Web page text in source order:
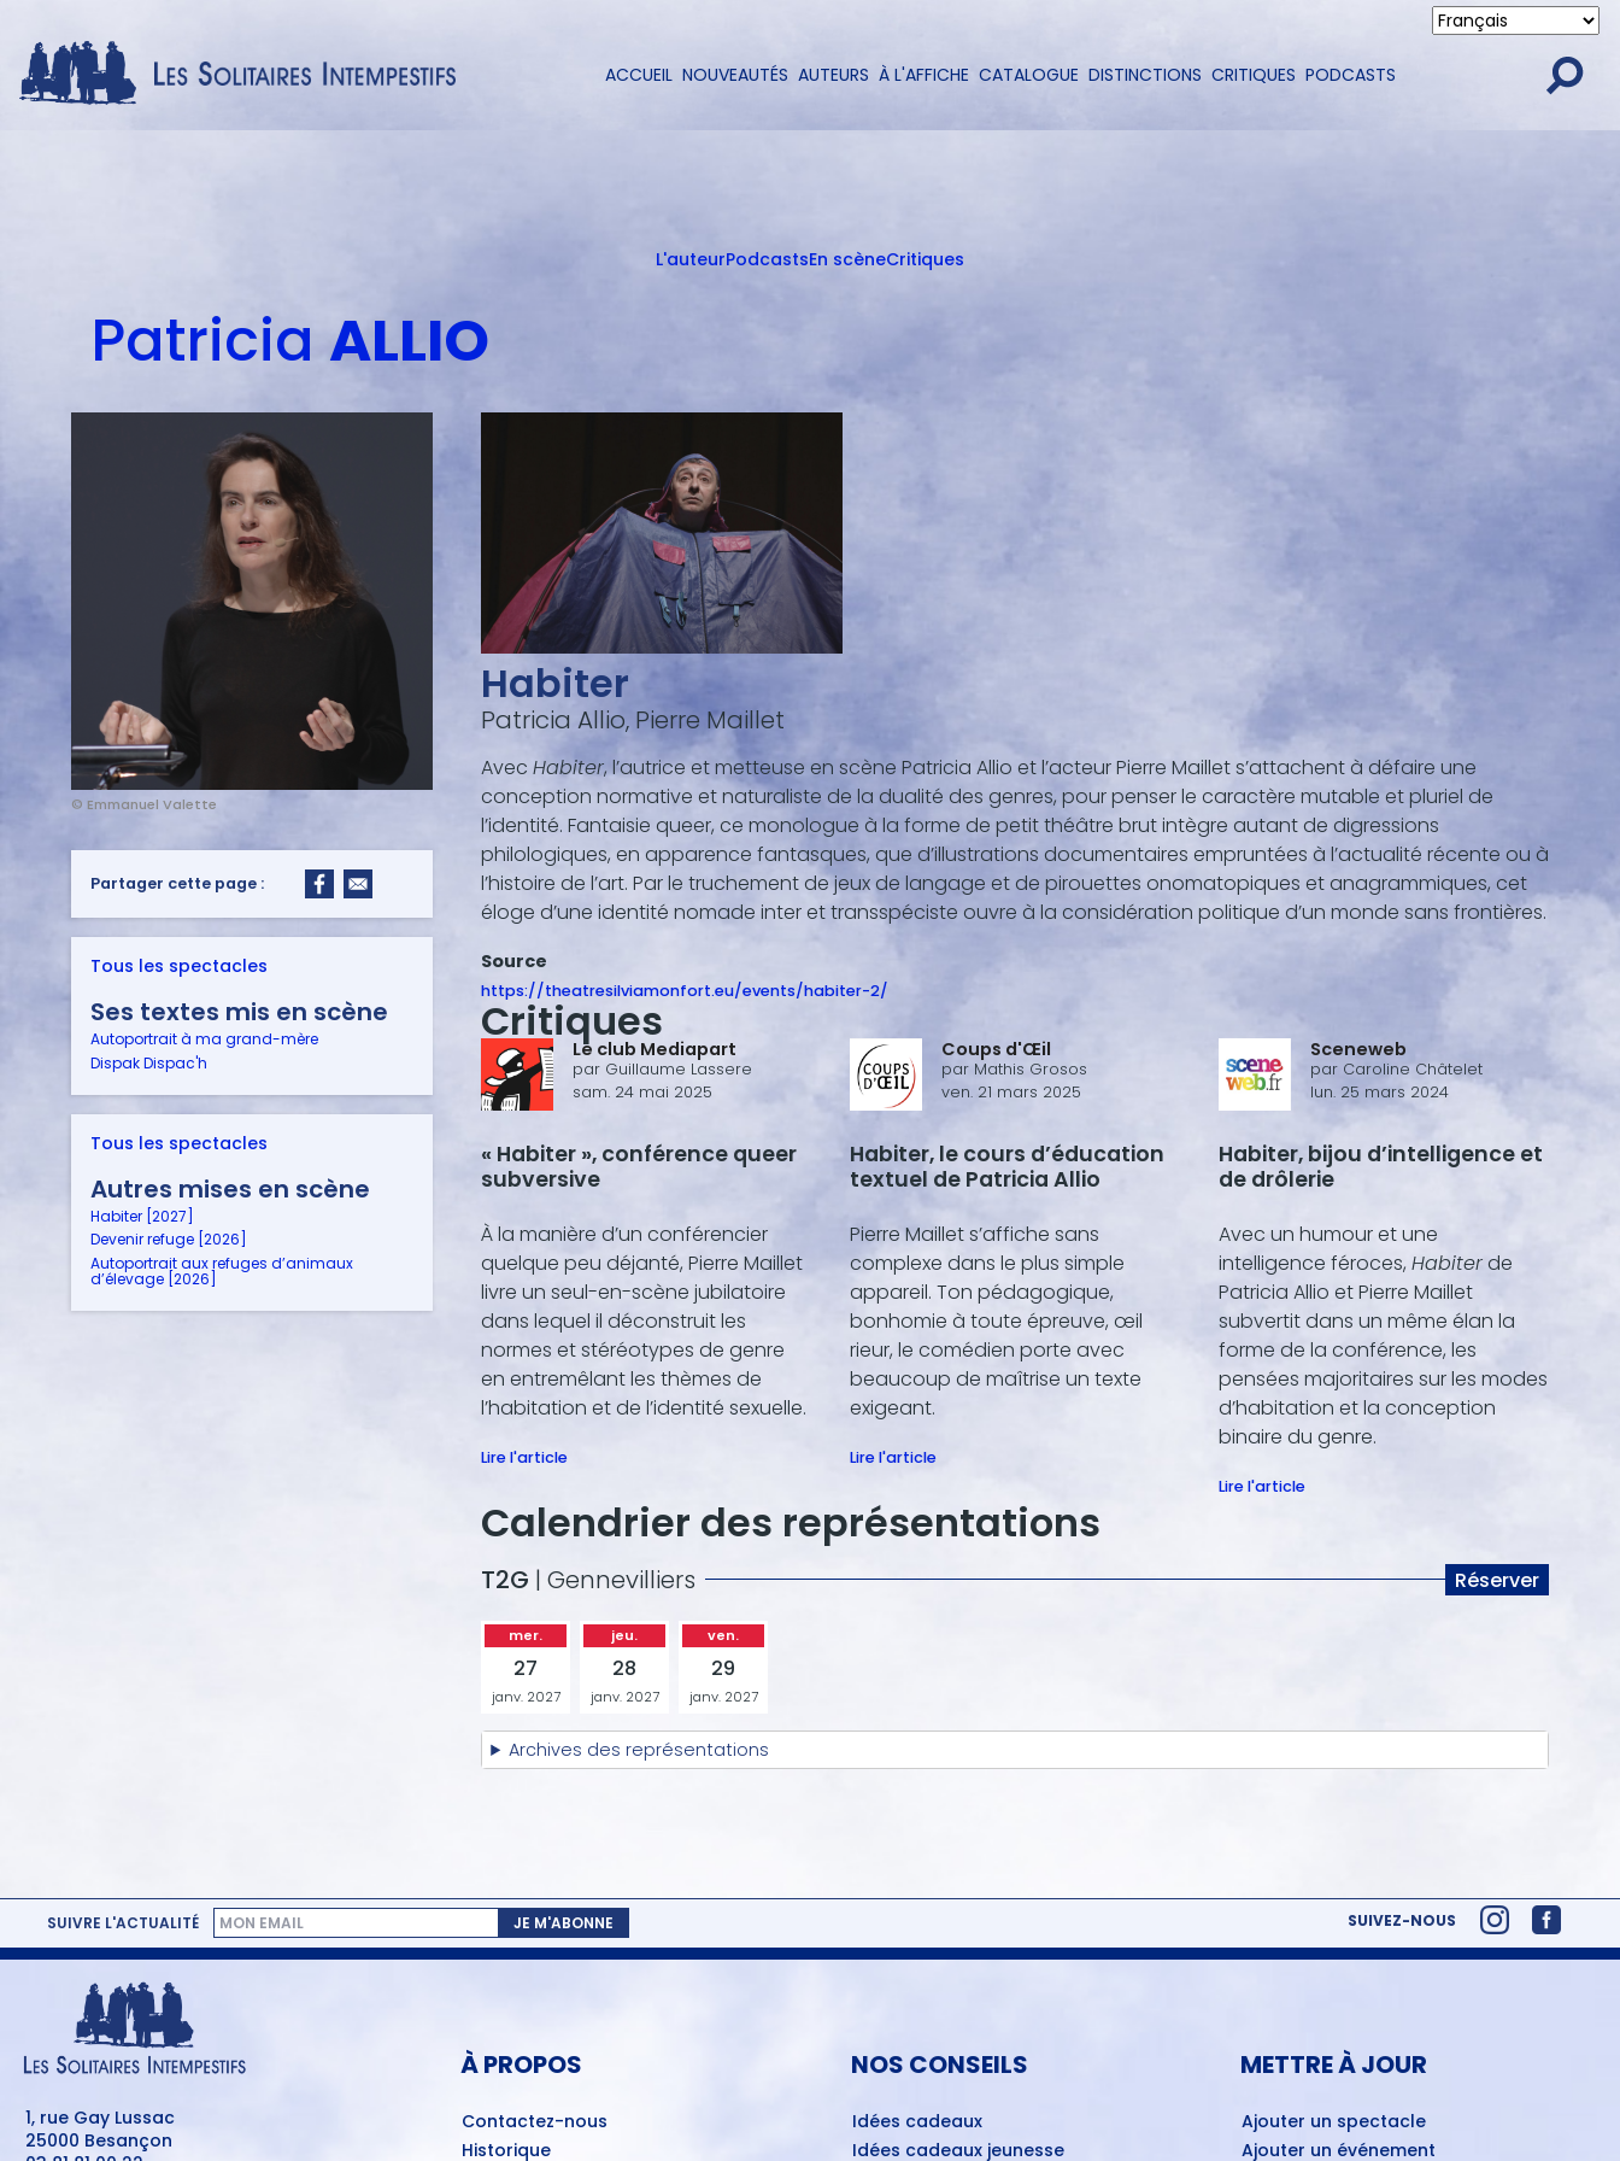
contenu
Navigation
ACCUEIL NOUVEAUTÉS AUTEURS À L'AFFICHE CATALOGUE DISTINCTIONS CRITIQUES PODCASTS
L'auteurPodcastsEn scèneCritiques
Patricia ALLIO
© Emmanuel Valette
Habiter
Patricia Allio, Pierre Maillet
Avec Habiter, l’autrice et metteuse en scène Patricia Allio et l’acteur Pierre Maillet s’attachent à défaire une
conception normative et naturaliste de la dualité des genres, pour penser le caractère mutable et pluriel de
l’identité. Fantaisie queer, ce monologue à la forme de petit théâtre brut intègre autant de digressions
philologiques, en apparence fantasques, que d’illustrations documentaires empruntées à l’actualité récente ou à
l’histoire de l’art. Par le truchement de jeux de langage et de pirouettes onomatopiques et anagrammiques, cet
éloge d’une identité nomade inter et transspéciste ouvre à la considération politique d’un monde sans frontières.
Source
https://theatresilviamonfort.eu/events/habiter-2/
Critiques
Le club Mediapart
par Guillaume Lassere
sam. 24 mai 2025
« Habiter », conférence queer
subversive
À la manière d’un conférencier
quelque peu déjanté, Pierre Maillet
livre un seul-en-scène jubilatoire
dans lequel il déconstruit les
normes et stéréotypes de genre
en entremêlant les thèmes de
l’habitation et de l’identité sexuelle.
Lire l'article
Coups d'Œil
par Mathis Grosos
ven. 21 mars 2025
Habiter, le cours d’éducation
textuel de Patricia Allio
Pierre Maillet s’affiche sans
complexe dans le plus simple
appareil. Ton pédagogique,
bonhomie à toute épreuve, œil
rieur, le comédien porte avec
beaucoup de maîtrise un texte
exigeant.
Lire l'article
Sceneweb
par Caroline Châtelet
lun. 25 mars 2024
Habiter, bijou d’intelligence et
de drôlerie
Avec un humour et une
intelligence féroces, Habiterde
Patricia Allio et Pierre Maillet
subvertit dans un même élan la
forme de la conférence, les
pensées majoritaires sur les modes
d’habitation et la conception
binaire du genre.
Lire l'article
Calendrier des représentations
T2G | Gennevilliers Réserver
mer.
27
janv. 2027
jeu.
28
janv. 2027
ven.
29
janv. 2027
Archives des représentations
Partager cette page :
Tous les spectacles
Ses textes mis en scène
Autoportrait à ma grand-mère
Dispak Dispac'h
Tous les spectacles
Autres mises en scène
Habiter [2027]
Devenir refuge [2026]
Autoportrait aux refuges d’animaux
d’élevage [2026]
SUIVRE L'ACTUALITÉ JE M'ABONNE SUIVEZ-NOUS
1, rue Gay Lussac
25000 Besançon
À PROPOS
Contactez-nous
Historique
NOS CONSEILS
Idées cadeaux
Idées cadeaux jeunesse
METTRE À JOUR
Ajouter un spectacle
Ajouter un événement